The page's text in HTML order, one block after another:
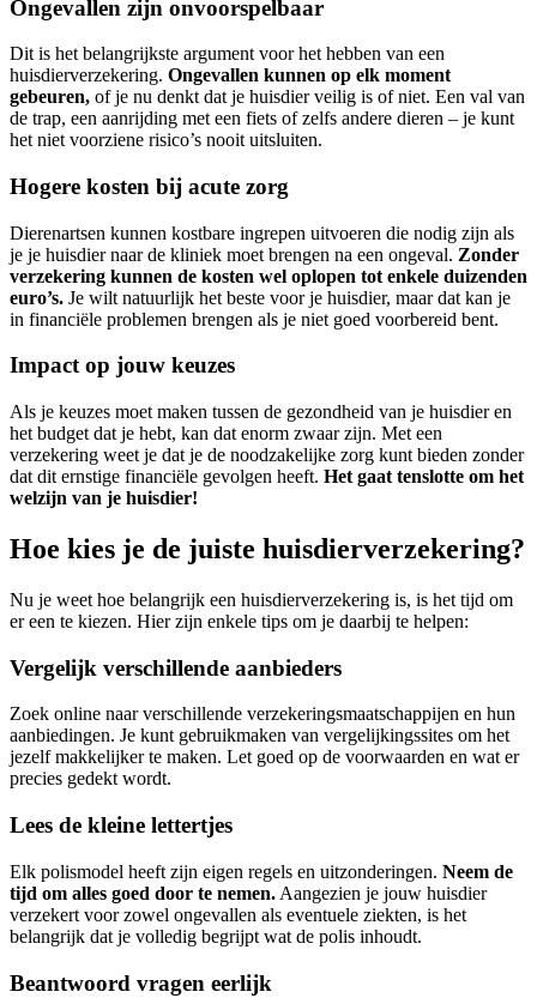
Ongevallen zijn onvoorspelbaar
Dit is het belangrijkste argument voor het hebben van een
huisdierverzekering. Ongevallen kunnen op elk moment
gebeuren, of je nu denkt dat je huisdier veilig is of niet. Een val van
de trap, een aanrijding met een fiets of zelfs andere dieren – je kunt
het niet voorziene risico’s nooit uitsluiten.
Hogere kosten bij acute zorg
Dierenartsen kunnen kostbare ingrepen uitvoeren die nodig zijn als
je je huisdier naar de kliniek moet brengen na een ongeval. Zonder
verzekering kunnen de kosten wel oplopen tot enkele duizenden
euro’s. Je wilt natuurlijk het beste voor je huisdier, maar dat kan je
in financiële problemen brengen als je niet goed voorbereid bent.
Impact op jouw keuzes
Als je keuzes moet maken tussen de gezondheid van je huisdier en
het budget dat je hebt, kan dat enorm zwaar zijn. Met een
verzekering weet je dat je de noodzakelijke zorg kunt bieden zonder
dat dit ernstige financiële gevolgen heeft. Het gaat tenslotte om het
welzijn van je huisdier!
Hoe kies je de juiste huisdierverzekering?
Nu je weet hoe belangrijk een huisdierverzekering is, is het tijd om
er een te kiezen. Hier zijn enkele tips om je daarbij te helpen:
Vergelijk verschillende aanbieders
Zoek online naar verschillende verzekeringsmaatschappijen en hun
aanbiedingen. Je kunt gebruikmaken van vergelijkingssites om het
jezelf makkelijker te maken. Let goed op de voorwaarden en wat er
precies gedekt wordt.
Lees de kleine lettertjes
Elk polismodel heeft zijn eigen regels en uitzonderingen. Neem de
tijd om alles goed door te nemen. Aangezien je jouw huisdier
verzekert voor zowel ongevallen als eventuele ziekten, is het
belangrijk dat je volledig begrijpt wat de polis inhoudt.
Beantwoord vragen eerlijk